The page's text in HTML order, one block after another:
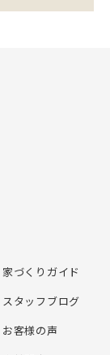
家づくりガイド
スタッフブログ
お客様の声